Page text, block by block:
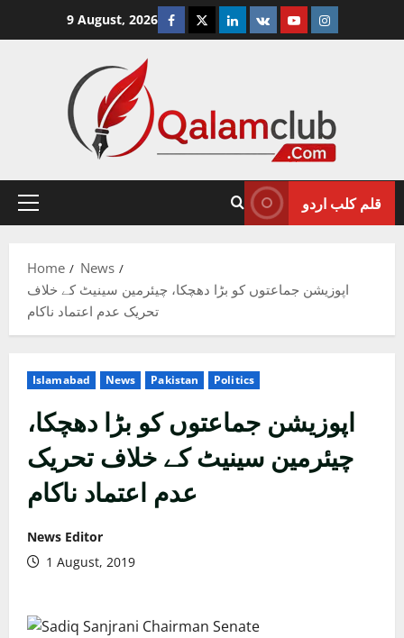
9 August, 2026 Facebook
TwitterLinkedin
VK YoutubeInstagram
Primary
قلم کلب اردو
Home
News
اپوزیشن جماعتوں کو بڑا دھچکا، چیئرمین سینیٹ کے خلاف
تحریک عدم اعتماد ناکام
Islamabad News Pakistan Politics
اپوزیشن جماعتوں کو بڑا دھچکا،
چیئرمین سینیٹ کے خلاف تحریک
عدم اعتماد ناکام
News Editor
1 August, 2019